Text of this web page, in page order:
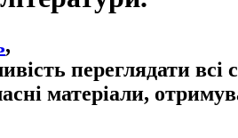
,
переглядати всі
матеріали,